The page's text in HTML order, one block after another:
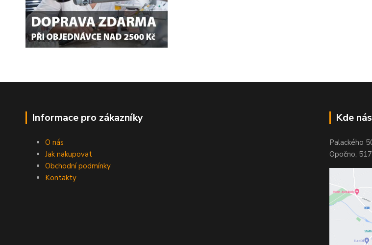
Informace pro zákazníky
O nás
Jak nakupovat
Obchodní podmínky
Kontakty
Kde
Palackého
Opočno,